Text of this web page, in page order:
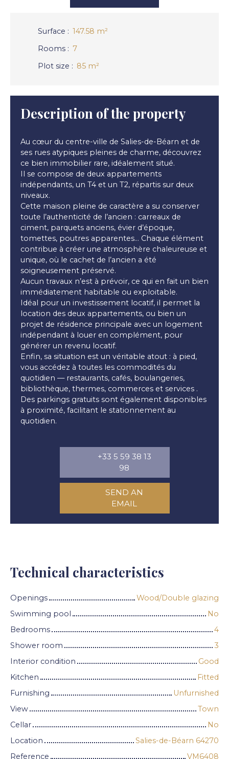
Surface : 147.58 m²
Rooms : 7
Plot size : 85 m²
Description of the property
Au cœur du centre-ville de Salies-de-Béarn et de
ses rues atypiques pleines de charme, découvrez
ce bien immobilier rare, idéalement situé.
Il se compose de deux appartements
indépendants, un T4 et un T2, répartis sur deux
niveaux.
Cette maison pleine de caractère a su conserver
toute l’authenticité de l’ancien : carreaux de
ciment, parquets anciens, évier d’époque,
tomettes, poutres apparentes… Chaque élément
contribue à créer une atmosphère chaleureuse et
unique, où le cachet de l’ancien a été
soigneusement préservé.
Aucun travaux n’est à prévoir, ce qui en fait un bien
immédiatement habitable ou exploitable.
Idéal pour un investissement locatif, il permet la
location des deux appartements, ou bien un
projet de résidence principale avec un logement
indépendant à louer en complément, pour
générer un revenu locatif.
Enfin, sa situation est un véritable atout : à pied,
vous accédez à toutes les commodités du
quotidien — restaurants, cafés, boulangeries,
bibliothèque, thermes, commerces et services .
Des parkings gratuits sont également disponibles
à proximité, facilitant le stationnement au
quotidien.
+33 5 59 38 13
98
SEND AN
EMAIL
Technical characteristics
Openings
Wood/Double glazing
Swimming pool
No
Bedrooms
4
Shower room
3
Interior condition
Good
Kitchen
Fitted
Furnishing
Unfurnished
View
Town
Cellar
No
Location
Salies-de-Béarn 64270
Reference
VM6408